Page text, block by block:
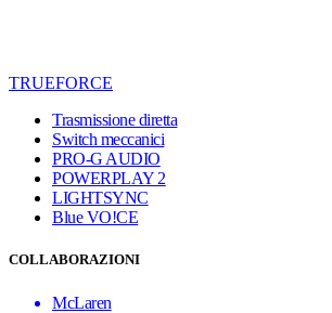
TRUEFORCE
Trasmissione diretta
Switch meccanici
PRO-G AUDIO
POWERPLAY 2
LIGHTSYNC
Blue VO!CE
COLLABORAZIONI
McLaren